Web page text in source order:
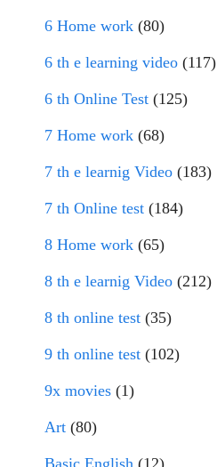
6 Home work (80)
6 th e learning video (117)
6 th Online Test (125)
7 Home work (68)
7 th e learnig Video (183)
7 th Online test (184)
8 Home work (65)
8 th e learnig Video (212)
8 th online test (35)
9 th online test (102)
9x movies (1)
Art (80)